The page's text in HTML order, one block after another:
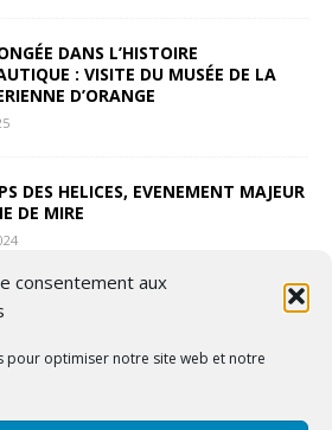
consentement aux
pour optimiser notre site web et notre
DANS L’HISTOIRE
: VISITE DU MUSÉE DE LA
D’ORANGE
DES HELICES, EVENEMENT MAJEUR
DE MIRE
LOOP – LOW LEVEL, HIGH